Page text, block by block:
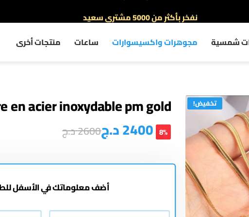
نفخر بأكثر من 5000 مشتري سعيد
شمسية مجوهرات واكسيسوارات ساعات منتجات أخرى
تخفيض!
en acier inoxydable pm gold
2400د.ج2600د.ج 8%
أضف معلوماتك في الأسفل